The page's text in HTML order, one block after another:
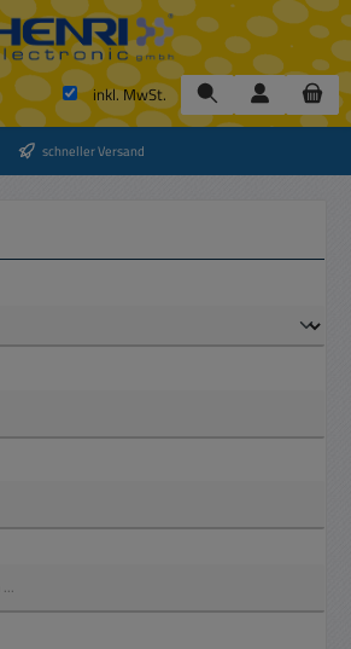
inkl. MwSt.
schneller Versand